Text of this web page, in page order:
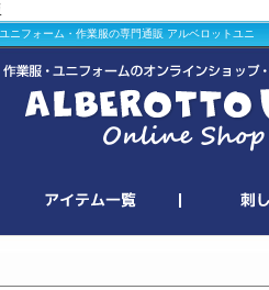
ユニフォーム・作業服の専門通販 アルベロットユニ